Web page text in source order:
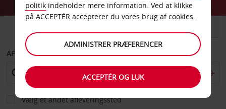
AFHENT FRA
Vælg et andet afleveringssted
politik indeholder mere information. Ved at klikke
på ACCEPTÉR accepterer du vores brug af cookies.
ADMINISTRER PRÆFERENCER
ACCEPTÉR OG LUK